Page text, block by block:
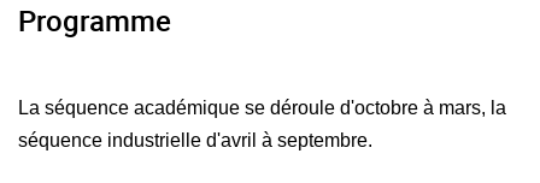
Programme
La séquence académique se déroule d'octobre à mars, la
séquence industrielle d'avril à septembre.